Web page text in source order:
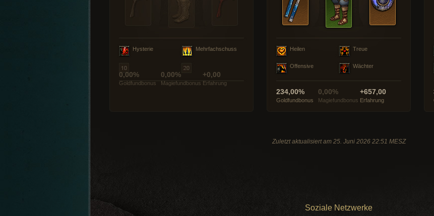
Hysterie Mehrfachschuss
0,00%
Goldfundbonus
0,00%
Magiefundbonus
+0,00
Erfahrung
Heilen Treue
Offensive Wächter
234,00%
Goldfundbonus
0,00%
Magiefundbonus
+657,00
Erfahrung
Zuletzt aktualisiert am 25. Juni 2026 22:51 MESZ
Soziale Netzwerke